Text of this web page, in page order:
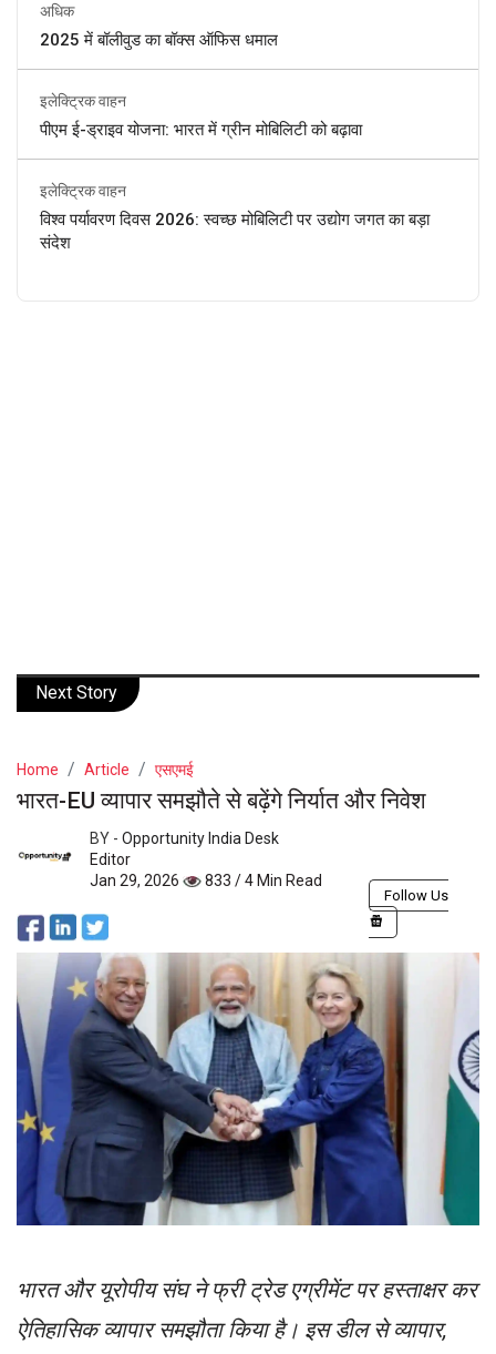
अधिक
2025 में बॉलीवुड का बॉक्स ऑफिस धमाल
इलेक्ट्रिक वाहन
पीएम ई-ड्राइव योजना: भारत में ग्रीन मोबिलिटी को बढ़ावा
इलेक्ट्रिक वाहन
विश्व पर्यावरण दिवस 2026: स्वच्छ मोबिलिटी पर उद्योग जगत का बड़ा
संदेश
Next Story
Home Article एसएमई
भारत-EU व्यापार समझौते से बढ़ेंगे निर्यात और निवेश
BY - Opportunity India Desk
Editor
Jan 29, 2026
833 / 4 Min Read
Follow Us
भारत और यूरोपीय संघ ने फ्री ट्रेड एग्रीमेंट पर हस्ताक्षर कर
ऐतिहासिक व्यापार समझौता किया है। इस डील से व्यापार,